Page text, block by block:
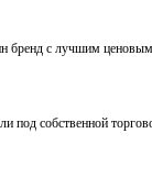
бренд с лучшим
под собственной